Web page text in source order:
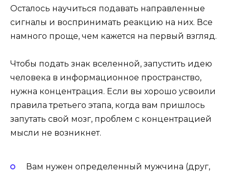
Осталось научиться подавать направленные
сигналы и воспринимать реакцию на них. Все
намного проще, чем кажется на первый взгляд.
Чтобы подать знак вселенной, запустить идею
человека в информационное пространство,
нужна концентрация. Если вы хорошо усвоили
правила третьего этапа, когда вам пришлось
запутать свой мозг, проблем с концентрацией
мысли не возникнет.
Вам нужен определенный мужчина (друг,